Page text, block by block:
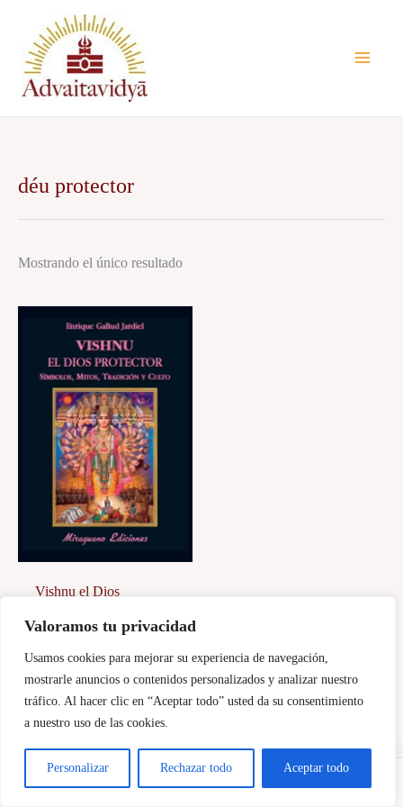
Valoramos tu privacidad
Usamos cookies para mejorar su experiencia de navegación,
mostrarle anuncios o contenidos personalizados y analizar nuestro
tráfico. Al hacer clic en “Aceptar todo” usted da su consentimiento
a nuestro uso de las cookies.
Personalizar Rechazar todo Aceptar todo
contenido
déu protector
Mostrando el único resultado
Vishnu el Dios
Añadir al carrito